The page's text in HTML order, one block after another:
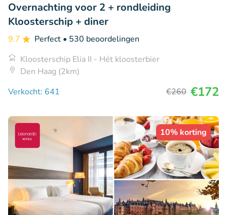
Overnachting voor 2 + rondleiding
Kloosterschip + diner
9.7 Perfect • 530 beoordelingen
Kloosterschip Elia II - Hét kloosterbier
Den Haag (2km)
Verkocht: 641
€260 €172
10% korting